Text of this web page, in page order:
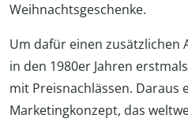
Weihnachtsgeschenke.
Um dafür einen zusätzlichen
in den 1980er Jahren
mit Preisnachlässen. Daraus
Marketingkonzept, das